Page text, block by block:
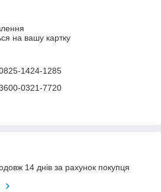
на вашу картку
1424-1285
0321-7720
14 днів за рахунок покупця